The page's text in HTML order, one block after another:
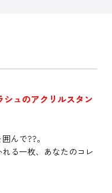
シュのアクリルスタン
んで??。
る一枚、あなたのコレ